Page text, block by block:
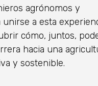
agrónomos y
unirse a esta
cómo, juntos,
hacia una
y sostenible.